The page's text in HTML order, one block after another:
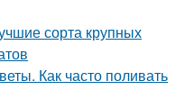
сорта крупных
Как часто поливать